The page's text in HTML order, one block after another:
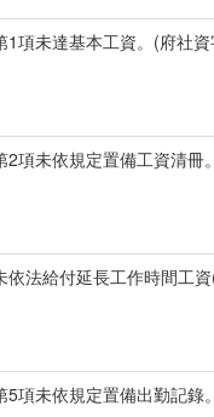
1項未達基本工資。(府社
2項未依規定置備工資清
依法給付延長工作時間工
5項未依規定置備出勤記